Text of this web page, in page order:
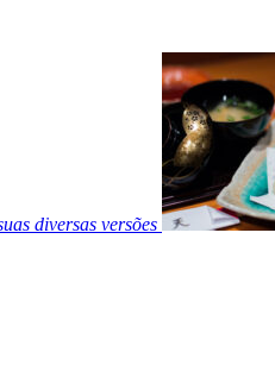
diversas versões